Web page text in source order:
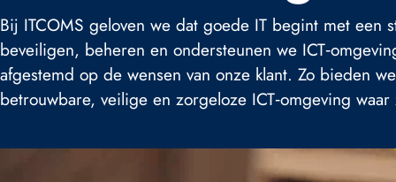
Bij ITCOMS geloven we dat goede IT begint met een
beveiligen, beheren en ondersteunen we
afgestemd op de wensen van onze klant. Zo bieden
betrouwbare, veilige en zorgeloze ICT‑omgeving